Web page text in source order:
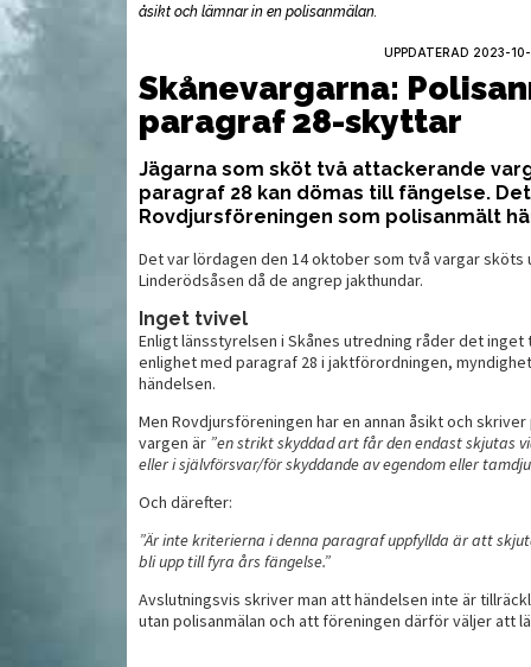
åsikt och lämnar in en polisanmälan.
UPPDATERAD 2023-
Skånevargarna:
paragraf 28-skyttar
Jägarna som sköt två attackerande
paragraf 28 kan dömas till fängelse.
Rovdjursföreningen som polisanmält
Det var lördagen den 14 oktober som två vargar sköts
Linderödsåsen då de angrep jakthundar.
Inget tvivel
Enligt länsstyrelsen i Skånes utredning råder det
enlighet med paragraf 28 i jaktförordningen,
händelsen.
Men Rovdjursföreningen har en annan åsikt och
vargen är ”en strikt skyddad art får den endast skjutas
eller i självförsvar/för skyddande av egendom eller
Och därefter:
”Är inte kriterierna i denna paragraf uppfyllda är att
bli upp till fyra års fängelse.”
Avslutningsvis skriver man att händelsen inte är
utan polisanmälan och att föreningen därför väljer att
så går det till Så skjuter du in studsaren